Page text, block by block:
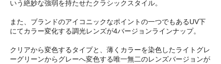
いう絶妙な強弱を持たせたクラシックスタイル。
また、ブランドのアイコニックなポイントの一つでもあるUV下
にてカラー変化する調光レンズが4バージョンラインナップ。
クリアから変色するタイプと、薄くカラーを染色したライトグレ
ーグリーンからグレーへ変色する唯一無二のレンズバージョンが